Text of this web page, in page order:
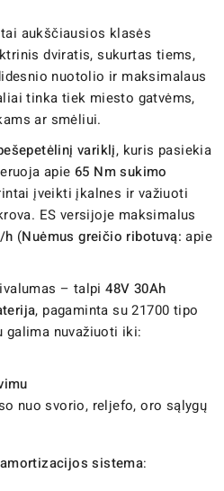
aukščiausios klasės
dviratis, sukurtas tiems,
nuotolio ir maksimalaus
tinka tiek miesto gatvėms,
ar smėliui.
variklį, kuris pasiekia
apie 65 Nm sukimo
įveikti įkalnes ir važiuoti
ES versijoje maksimalus
h (Nuėmus greičio ribotuvą: apie
– talpi48V 30Ah
, pagaminta su 21700 tipo
galima nuvažiuoti iki:
nuo svorio, reljefo, oro sąlygų
sistema: